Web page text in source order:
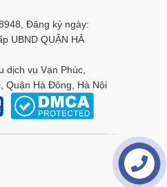
Đăng ký ngày:
UBND QUẬN HÀ
dịch vụ Vạn Phúc,
Quận Hà Đông, Hà Nội